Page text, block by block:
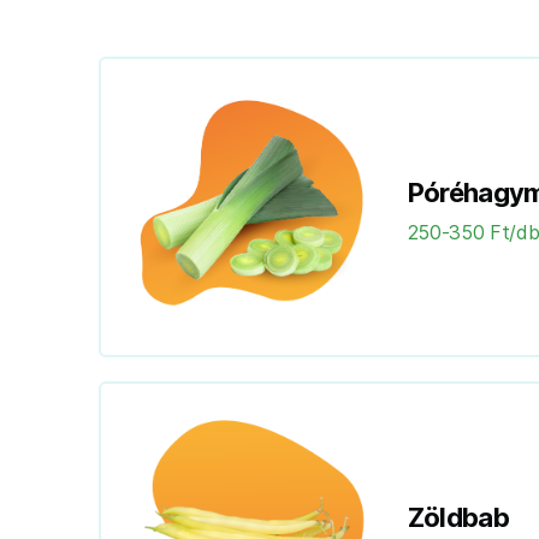
250-350 Ft/db
Zöldbab